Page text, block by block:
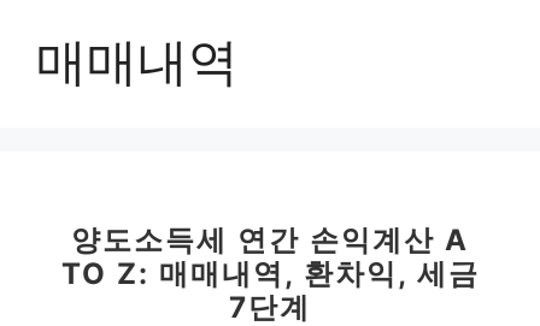
매매내역
양도소득세 연간 손익계산 A
TO Z: 매매내역, 환차익, 세금
7단계